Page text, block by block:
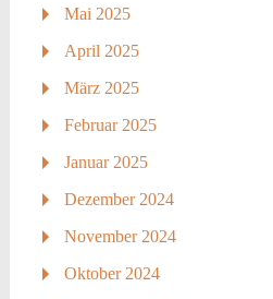
Mai 2025
April 2025
März 2025
Februar 2025
Januar 2025
Dezember 2024
November 2024
Oktober 2024